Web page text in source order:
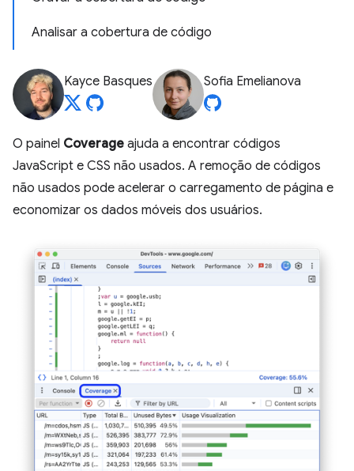
Analisar a cobertura de código
Kayce Basques Sofia Emelianova
O painel Coverage ajuda a encontrar códigos
JavaScript e CSS não usados. A remoção de códigos
não usados pode acelerar o carregamento de página e
economizar os dados móveis dos usuários.